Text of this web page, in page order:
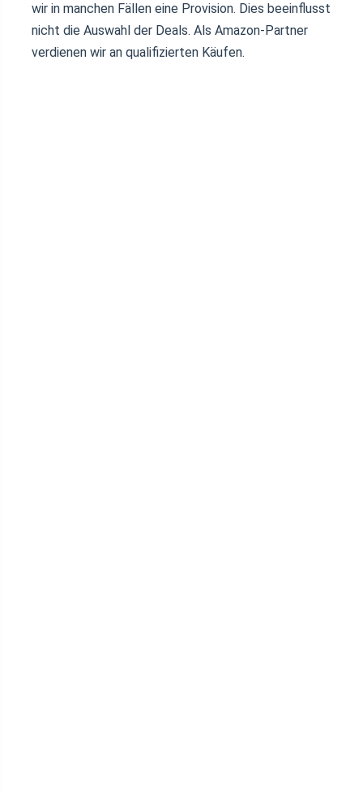
wir in manchen Fällen eine Provision. Dies beeinflusst
nicht die Auswahl der Deals. Als Amazon-Partner
verdienen wir an qualifizierten Käufen.